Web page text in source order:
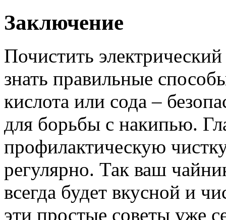
Заключение
Почистить
знать правильные
кислота или сода –
для борьбы с накипью.
профилактическую
регулярно. Так ваш
всегда будет вкусной и
эти простые советы уже